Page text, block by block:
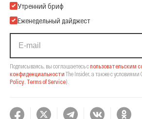
Подпишитесь на нашу Email-рассылку
Утренний бриф
Еженедельный дайджест
Подписываясь, вы соглашаетесь спользовательским
конфиденциальности The Insider, а также с условиями
Policy, Terms of Service).